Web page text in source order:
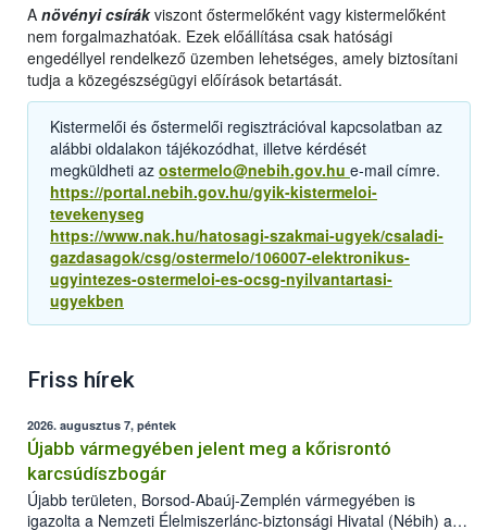
A növényi csírákviszont őstermelőként vagy kistermelőként
nem forgalmazhatóak. Ezek előállítása csak hatósági
engedéllyel rendelkező üzemben lehetséges, amely biztosítani
tudja a közegészségügyi előírások betartását.
Kistermelői és őstermelői regisztrációval kapcsolatban az
alábbi oldalakon tájékozódhat, illetve kérdését
megküldheti az ostermelo@nebih.gov.hu e-mail címre.
https://portal.nebih.gov.hu/gyik-kistermeloi-
tevekenyseg
https://www.nak.hu/hatosagi-szakmai-ugyek/csaladi-
gazdasagok/csg/ostermelo/106007-elektronikus-
ugyintezes-ostermeloi-es-ocsg-nyilvantartasi-
ugyekben
Friss hírek
2026. augusztus 7, péntek
Újabb vármegyében jelent meg a kőrisrontó
karcsúdíszbogár
Újabb területen, Borsod-Abaúj-Zemplén vármegyében is
igazolta a Nemzeti Élelmiszerlánc-biztonsági Hivatal (Nébih) a